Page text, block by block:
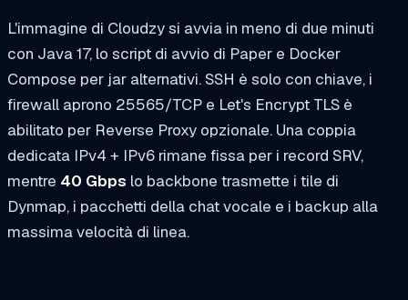
L'immagine di Cloudzy si avvia in meno di due minuti
con Java 17, lo script di avvio di Paper e Docker
Compose per jar alternativi. SSH è solo con chiave, i
firewall aprono 25565/TCP e Let's Encrypt TLS è
abilitato per Reverse Proxy opzionale. Una coppia
dedicata IPv4 + IPv6 rimane fissa per i record SRV,
mentre 40 Gbps lo backbone trasmette i tile di
Dynmap, i pacchetti della chat vocale e i backup alla
massima velocità di linea.